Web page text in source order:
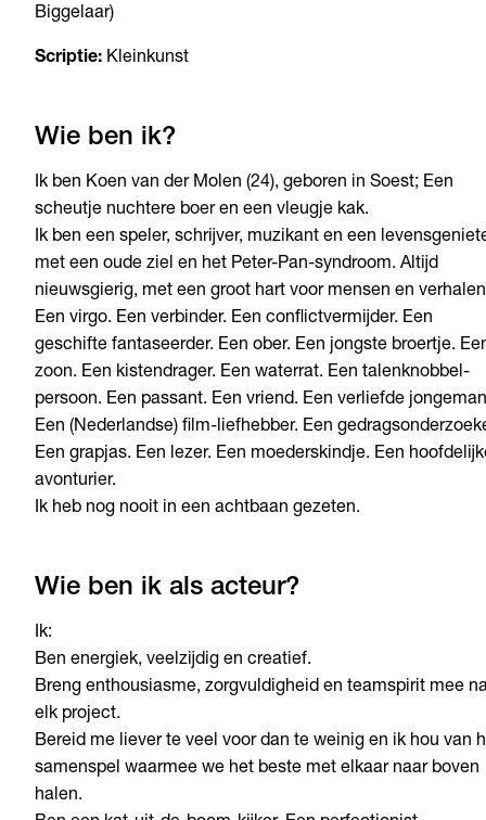
Biggelaar)
Scriptie: Kleinkunst
Wie ben ik?
Ik ben Koen van der Molen (24), geboren in Soest; Een
scheutje nuchtere boer en een vleugje kak.
Ik ben een speler, schrijver, muzikant en een
met een oude ziel en het Peter-Pan-syndroom. Altijd
nieuwsgierig, met een groot hart voor mensen en
Een virgo. Een verbinder. Een conflictvermijder. Een
geschifte fantaseerder. Een ober. Een jongste broertje.
zoon. Een kistendrager. Een waterrat. Een talenknobbel-
persoon. Een passant. Een vriend. Een verliefde
Een (Nederlandse) film-liefhebber. Een
Een grapjas. Een lezer. Een moederskindje. Een
avonturier.
Ik heb nog nooit in een achtbaan gezeten.
Wie ben ik als acteur?
Ik:
Ben energiek, veelzijdig en creatief.
Breng enthousiasme, zorgvuldigheid en teamspirit mee
elk project.
Bereid me liever te veel voor dan te weinig en ik hou van
samenspel waarmee we het beste met elkaar naar boven
halen.